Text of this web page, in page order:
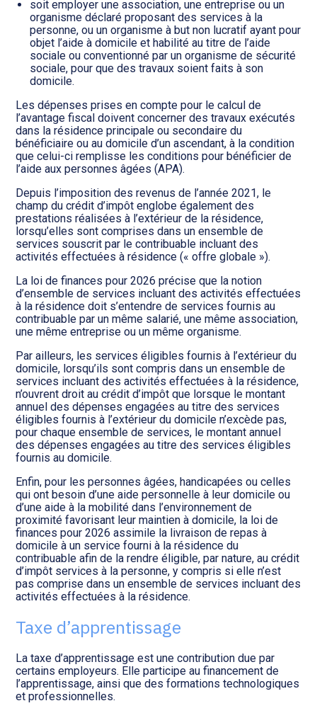
soit employer une association, une entreprise ou un
organisme déclaré proposant des services à la
personne, ou un organisme à but non lucratif ayant pour
objet l’aide à domicile et habilité au titre de l’aide
sociale ou conventionné par un organisme de sécurité
sociale, pour que des travaux soient faits à son
domicile.
Les dépenses prises en compte pour le calcul de
l’avantage fiscal doivent concerner des travaux exécutés
dans la résidence principale ou secondaire du
bénéficiaire ou au domicile d’un ascendant, à la condition
que celui-ci remplisse les conditions pour bénéficier de
l’aide aux personnes âgées (APA).
Depuis l’imposition des revenus de l’année 2021, le
champ du crédit d’impôt englobe également des
prestations réalisées à l’extérieur de la résidence,
lorsqu’elles sont comprises dans un ensemble de
services souscrit par le contribuable incluant des
activités effectuées à résidence (« offre globale »).
La loi de finances pour 2026 précise que la notion
d’ensemble de services incluant des activités effectuées
à la résidence doit s’entendre de services fournis au
contribuable par un même salarié, une même association,
une même entreprise ou un même organisme.
Par ailleurs, les services éligibles fournis à l’extérieur du
domicile, lorsqu’ils sont compris dans un ensemble de
services incluant des activités effectuées à la résidence,
n’ouvrent droit au crédit d’impôt que lorsque le montant
annuel des dépenses engagées au titre des services
éligibles fournis à l’extérieur du domicile n’excède pas,
pour chaque ensemble de services, le montant annuel
des dépenses engagées au titre des services éligibles
fournis au domicile.
Enfin, pour les personnes âgées, handicapées ou celles
qui ont besoin d’une aide personnelle à leur domicile ou
d’une aide à la mobilité dans l’environnement de
proximité favorisant leur maintien à domicile, la loi de
finances pour 2026 assimile la livraison de repas à
domicile à un service fourni à la résidence du
contribuable afin de la rendre éligible, par nature, au crédit
d’impôt services à la personne, y compris si elle n’est
pas comprise dans un ensemble de services incluant des
activités effectuées à la résidence.
Taxe d’apprentissage
La taxe d’apprentissage est une contribution due par
certains employeurs. Elle participe au financement de
l’apprentissage, ainsi que des formations technologiques
et professionnelles.